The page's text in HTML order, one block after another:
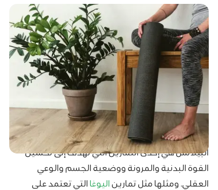
البيلاتس هي إحدى التمارين التي تهدف إلى تحسين
القوة البدنية والمرونة ووضعية الجسم والوعي
العقلي. ومثلها مثل تمارين اليوغا التي تعتمد على